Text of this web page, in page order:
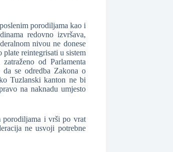
porodiljama kao i
redovno izvršava,
nivou ne donese
plate reintegrisati u sistem
od Parlamenta
se odredba Zakona o
Tuzlanski kanton ne bi
na naknadu umjesto
porodiljama i vrši po vrat
ne usvoji potrebne